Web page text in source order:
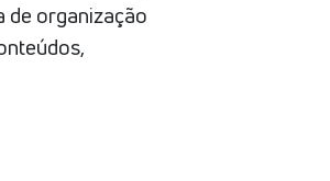
de organização